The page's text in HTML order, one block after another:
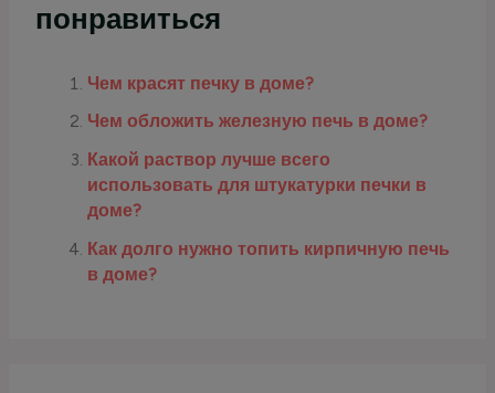
понравиться
Чем красят печку в доме?
Чем обложить железную печь в доме?
Какой раствор лучше всего
использовать для штукатурки печки в
доме?
Как долго нужно топить кирпичную печь
в доме?